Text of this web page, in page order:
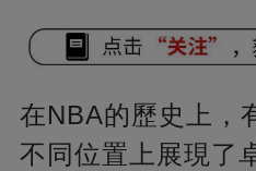
在NBA的歷史上，
不同位置上展現了